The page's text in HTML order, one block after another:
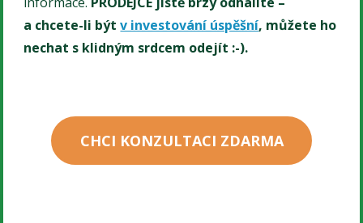
a chcete-li býtv investování úspěšní, můžete ho
nechat s klidným srdcem odejít :-).
CHCI KONZULTACI ZDARMA